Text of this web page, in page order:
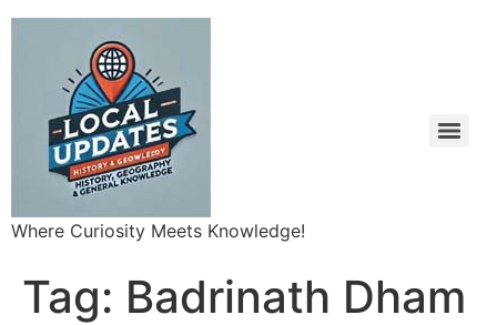
Where Curiosity Meets Knowledge!
Tag: Badrinath Dham